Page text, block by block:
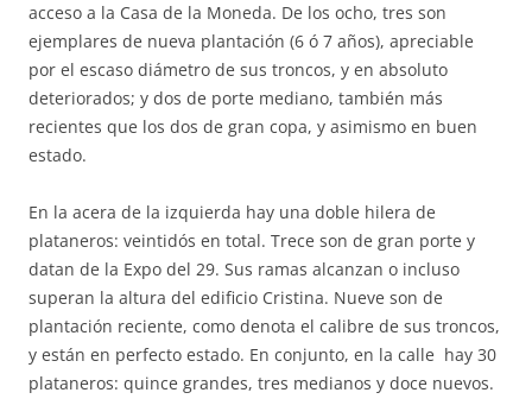
acceso a la Casa de la Moneda. De los ocho, tres son
ejemplares de nueva plantación (6 ó 7 años), apreciable
por el escaso diámetro de sus troncos, y en absoluto
deteriorados; y dos de porte mediano, también más
recientes que los dos de gran copa, y asimismo en buen
estado.
En la acera de la izquierda hay una doble hilera de
plataneros: veintidós en total. Trece son de gran porte y
datan de la Expo del 29. Sus ramas alcanzan o incluso
superan la altura del edificio Cristina. Nueve son de
plantación reciente, como denota el calibre de sus troncos,
y están en perfecto estado. En conjunto, en la calle hay 30
plataneros: quince grandes, tres medianos y doce nuevos.